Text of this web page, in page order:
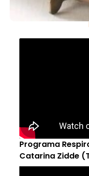
Programa
Catarina Zidde